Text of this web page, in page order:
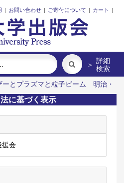
| お問い合わせ | ご寄付について | カート |
＞ 詳細
検索
ーとプラズマと粒子ビーム
明治・
の神秘を探る
近代日本における
力学 食べる
に基づく表示
援会